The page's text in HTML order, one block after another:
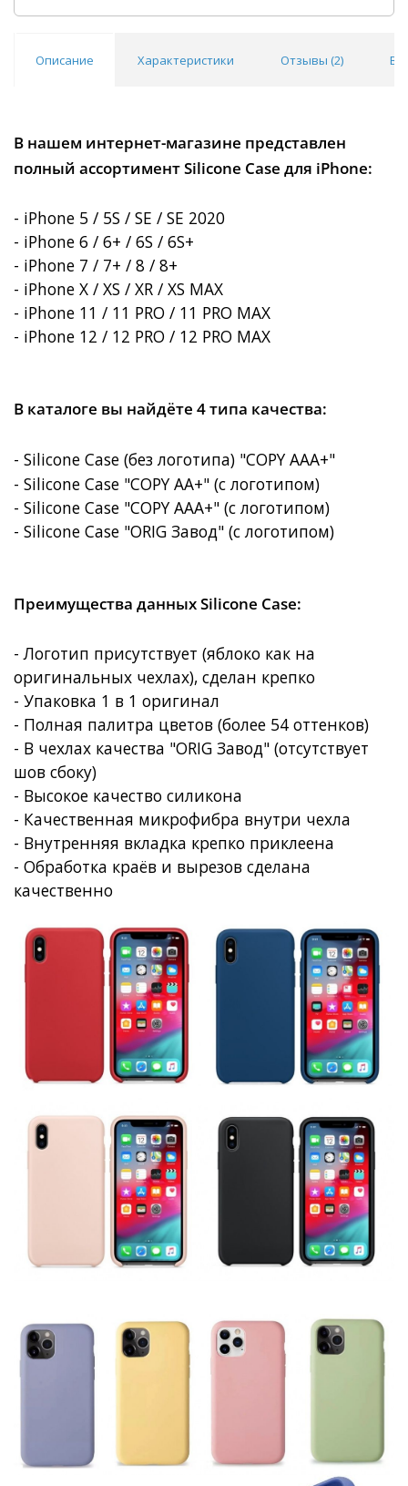
Описание Характеристики Отзывы (2)
В нашем интернет-магазине представлен
полный ассортимент Silicone Case для iPhone:
- iPhone 5 / 5S / SE / SE 2020
- iPhone 6 / 6+ / 6S / 6S+
- iPhone 7 / 7+ / 8 / 8+
- iPhone X / XS / XR / XS MAX
- iPhone 11 / 11 PRO / 11 PRO MAX
- iPhone 12 / 12 PRO / 12 PRO MAX
В каталоге вы найдёте 4 типа качества:
- Silicone Case (без логотипа) "COPY AAA+"
- Silicone Case "COPY AA+" (с логотипом)
- Silicone Case "COPY AAA+" (с логотипом)
- Silicone Case "ORIG Завод" (с логотипом)
Преимущества данных Silicone Case:
- Логотип присутствует (яблоко как на
оригинальных чехлах), сделан крепко
- Упаковка 1 в 1 оригинал
- Полная палитра цветов (более 54 оттенков)
- В чехлах качества "ORIG Завод" (отсутствует
шов сбоку)
- Высокое качество силикона
- Качественная микрофибра внутри чехла
- Внутренняя вкладка крепко приклеена
- Обработка краёв и вырезов сделана
качественно